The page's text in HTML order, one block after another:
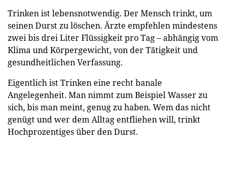
Trinken ist lebensnotwendig. Der Mensch trinkt, um
seinen Durst zu löschen. Ärzte empfehlen mindestens
zwei bis drei Liter Flüssigkeit pro Tag – abhängig vom
Klima und Körpergewicht, von der Tätigkeit und
gesundheitlichen Verfassung.
Eigentlich ist Trinken eine recht banale
Angelegenheit. Man nimmt zum Beispiel Wasser zu
sich, bis man meint, genug zu haben. Wem das nicht
genügt und wer dem Alltag entfliehen will, trinkt
Hochprozentiges über den Durst.